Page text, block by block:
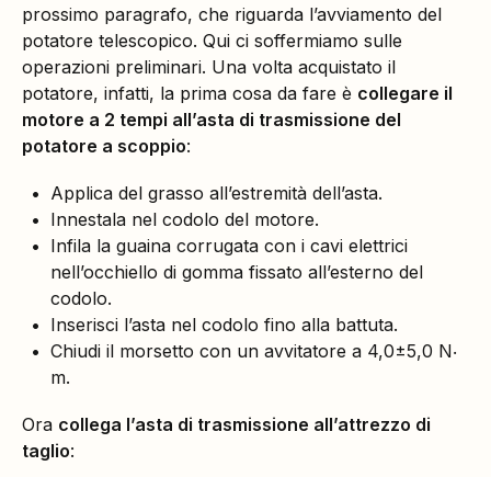
prossimo paragrafo, che riguarda l’avviamento del
potatore telescopico. Qui ci soffermiamo sulle
operazioni preliminari. Una volta acquistato il
potatore, infatti, la prima cosa da fare è collegare il
motore a 2 tempi all’asta di trasmissione del
potatore a scoppio:
Applica del grasso all’estremità dell’asta.
Innestala nel codolo del motore.
Infila la guaina corrugata con i cavi elettrici
nell’occhiello di gomma fissato all’esterno del
codolo.
Inserisci l’asta nel codolo fino alla battuta.
Chiudi il morsetto con un avvitatore a 4,0±5,0 N‧
m.
Ora collega l’asta di trasmissione all’attrezzo di
taglio: